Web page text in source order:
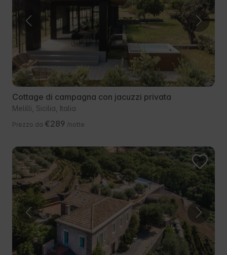
Cottage di campagna con jacuzzi privata
Melilli, Sicilia, Italia
Prezzo da €289 /notte